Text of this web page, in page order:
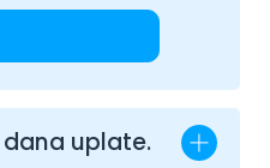
uplate.